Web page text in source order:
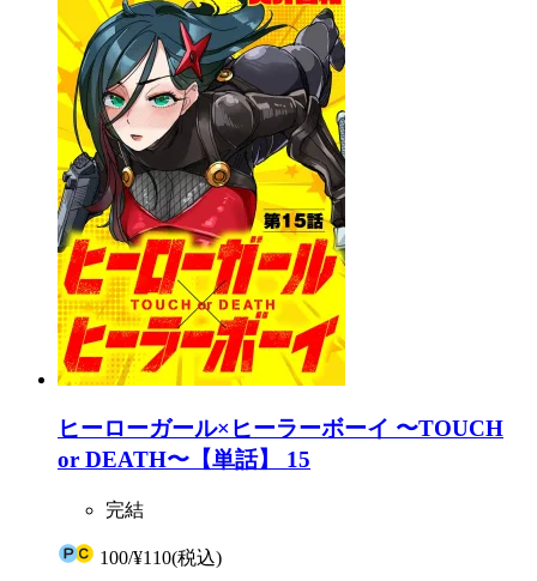
ヒーローガール×ヒーラーボーイ 〜TOUCH
or DEATH〜【単話】 15
完結
100/¥110(税込)